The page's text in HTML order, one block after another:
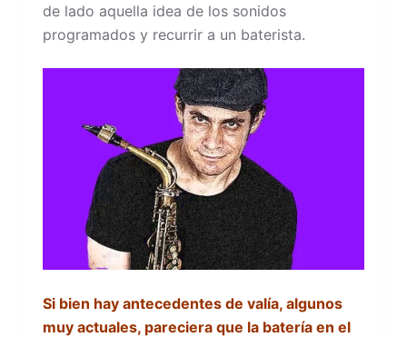
de lado aquella idea de los sonidos
programados y recurrir a un baterista.
Si bien hay antecedentes de valía, algunos
muy actuales, pareciera que la batería en el